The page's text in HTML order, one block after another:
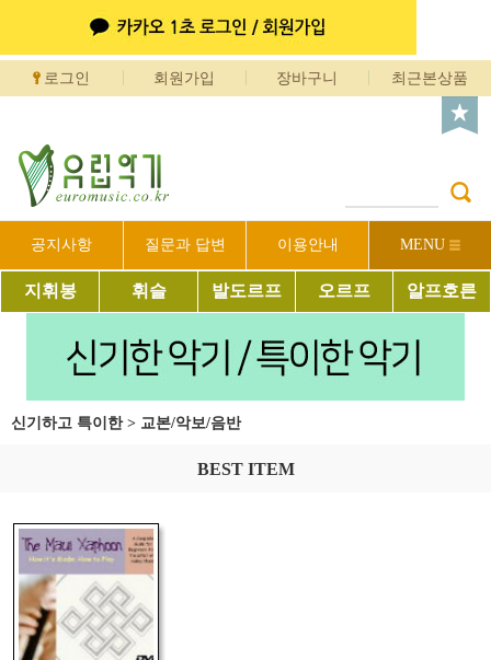
로그인 회원가입 장바구니 최근본상품
공지사항 질문과 답변 이용안내 MENU
지휘봉 휘슬 발도르프 오르프 알프호른
신기하고 특이한> 교본/악보/음반
BEST ITEM